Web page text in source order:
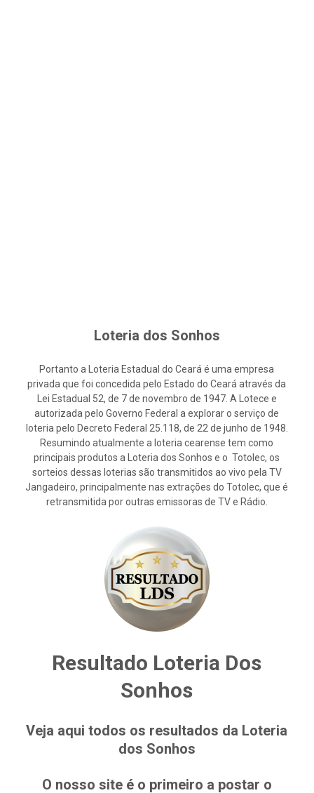
Loteria dos Sonhos
Portanto a Loteria Estadual do Ceará é uma empresa
privada que foi concedida pelo Estado do Ceará através da
Lei Estadual 52, de 7 de novembro de 1947. A Lotece e
autorizada pelo Governo Federal a explorar o serviço de
loteria pelo Decreto Federal 25.118, de 22 de junho de 1948.
Resumindo atualmente a loteria cearense tem como
principais produtos a Loteria dos Sonhos e o Totolec, os
sorteios dessas loterias são transmitidos ao vivo pela TV
Jangadeiro, principalmente nas extrações do Totolec, que é
retransmitida por outras emissoras de TV e Rádio.
Resultado Loteria Dos
Sonhos
Veja aqui todos os resultados da Loteria
dos Sonhos
O nosso site é o primeiro a postar o